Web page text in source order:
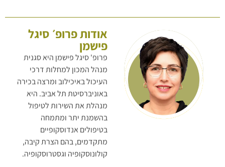
אודות פרופ׳ סיגל
פישמן
פרופ' סיגל פישמן היא סגנית
מנהל המכון למחלות דרכי
העיכול באיכילוב ומרצה בכירה
באוניברסיטת תל אביב. היא
מנהלת את השירות לטיפול
בהשמנת יתר ומתמחה
בטיפולים אנדוסקופיים
מתקדמים, בהם הצרת קיבה,
קולונוסקופיה וגסטרוסקופיה.